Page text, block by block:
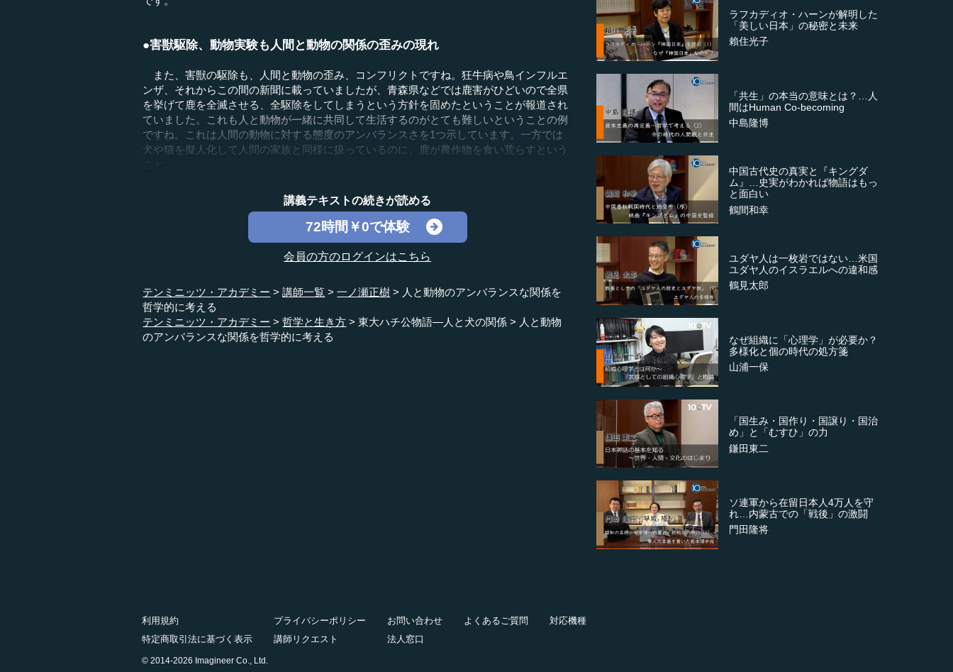
●害獣駆除、動物実験も人間と動物の関係の歪みの現れ
また、害獣の駆除も、人間と動物の歪み、コンフリクトですね。狂牛病や鳥インフルエ
ンザ、それからこの間の新聞に載っていましたが、青森県などでは鹿害がひどいので全県
を挙げて鹿を全滅させる、全駆除をしてしまうという方針を固めたということが報道され
ていました。これも人と動物が一緒に共同して生活するのがとても難しいということの例
ですね。これは人間の動物に対する態度のアンバランスさを1つ示しています。一方では
犬や猫を擬人化して人間の家族と同様に扱っているのに、鹿が農作物を食い荒らすという
講義テキストの続きが読める
72時間￥0で体験
会員の方のログインはこちら
テンミニッツ・アカデミー 講師一覧 一ノ瀬正樹
人と動物のアンバランスな関係を
哲学的に考える
テンミニッツ・アカデミー
哲学と生き方 東大ハチ公物語―人と犬の関係
人と動物
のアンバランスな関係を哲学的に考える
ラフカディオ・ハーンが解明した
「美しい日本」の秘密と未来
賴住光子
「共生」の本当の意味とは？…人
間はHuman Co-becoming
中島隆博
中国古代史の真実と『キングダ
ム』…史実がわかれば物語はもっ
と面白い
鶴間和幸
ユダヤ人は一枚岩ではない…米国
ユダヤ人のイスラエルへの違和感
鶴見太郎
なぜ組織に「心理学」が必要か？
多様化と個の時代の処方箋
山浦一保
「国生み・国作り・国譲り・国治
め」と「むすひ」の力
鎌田東二
ソ連軍から在留日本人4万人を守
れ…内蒙古での「戦後」の激闘
門田隆将
利用規約 プライバシーポリシー お問い合わせ よくあるご質問
対応機種
特定商取引法に基づく表示
講師リクエスト 法人窓口
© 2014-2026 Imagineer Co., Ltd.